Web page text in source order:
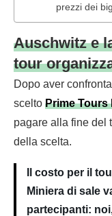
prezzi dei
Auschwitz e
tour
Dopo aver
scelto Prime Tours
pagare alla fine del
della scelta.
Il costo per il
Miniera di sale
partecipanti: